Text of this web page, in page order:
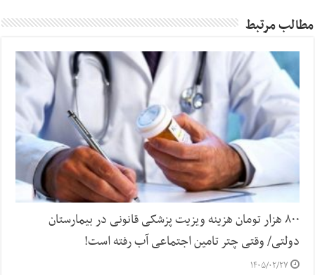
مطالب مرتبط
۸۰۰ هزار تومان هزینه ویزیت پزشکی قانونی در بیمارستان
دولتی/ وقتی چتر تامین اجتماعی آب رفته است!
۱۴۰۵/۰۲/۲۷